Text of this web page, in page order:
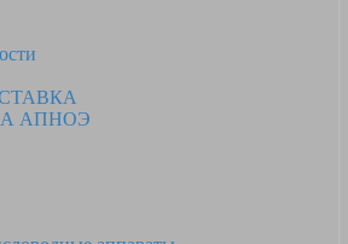
АПНОЭ